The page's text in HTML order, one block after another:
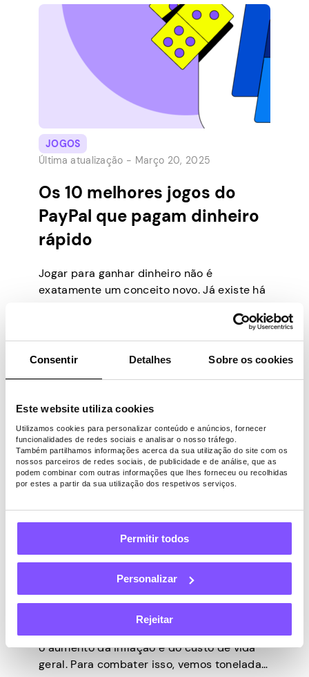
Consentir Detalhes Sobre os cookies
Este website utiliza cookies
Utilizamos cookies para personalizar conteúdo e anúncios, fornecer
funcionalidades de redes sociais e analisar o nosso tráfego.
Também partilhamos informações acerca da sua utilização do site com os
nossos parceiros de redes sociais, de publicidade e de análise, que as
podem combinar com outras informações que lhes forneceu ou recolhidas
por estes a partir da sua utilização dos respetivos serviços.
Permitir todos
Personalizar
Rejeitar
os jogos para ganhar dinheiro ao lado são
muito menos. Alguns não […]
JOGOS
Última atualização - Março 20, 2025
Os 10 melhores jogos do
PayPal que pagam dinheiro
rápido
Jogar para ganhar dinheiro não é
exatamente um conceito novo. Já existe há
de videogame e terminando com grandes
empresas de jogos oferecendo testes
gratuitos e promoções para atrair mais
passam seu tempo livre jogando ou
construindo carreiras completas […]
Ganhe dinheiro jogando
jogos online sem
investimento em 2026
o aumento da inflação e do custo de vida
geral. Para combater isso, vemos toneladas